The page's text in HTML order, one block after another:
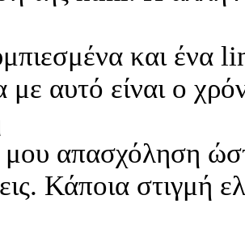
και ένα
αυτό είναι ο
μου απασχόληση
Κάποια στιγμή